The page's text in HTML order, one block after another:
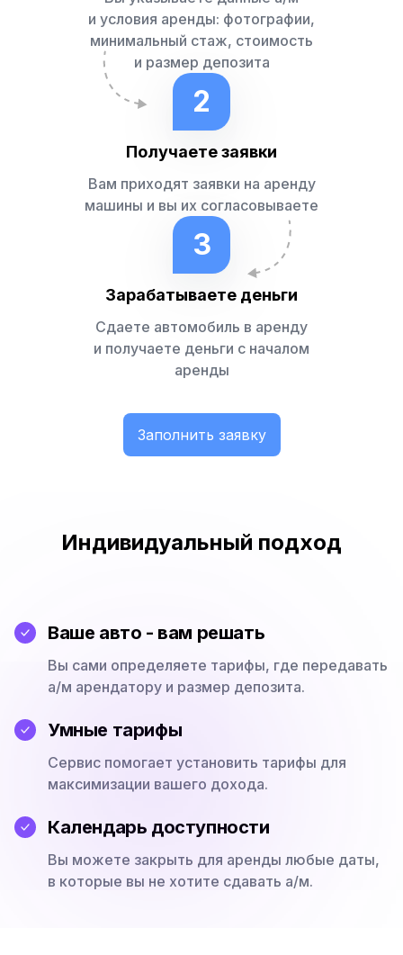
и условия аренды: фотографии,
минимальный стаж, стоимость
и размер депозита
2
Получаете заявки
Вам приходят заявки на аренду
машины и вы их согласовываете
3
Зарабатываете деньги
Сдаете автомобиль в аренду
и получаете деньги с началом
аренды
Заполнить заявку
Индивидуальный подход
Ваше авто - вам решать
Вы сами определяете тарифы, где передавать
а/м арендатору и размер депозита.
Умные тарифы
Сервис помогает установить тарифы для
максимизации вашего дохода.
Календарь доступности
Вы можете закрыть для аренды любые даты,
в которые вы не хотите сдавать а/м.